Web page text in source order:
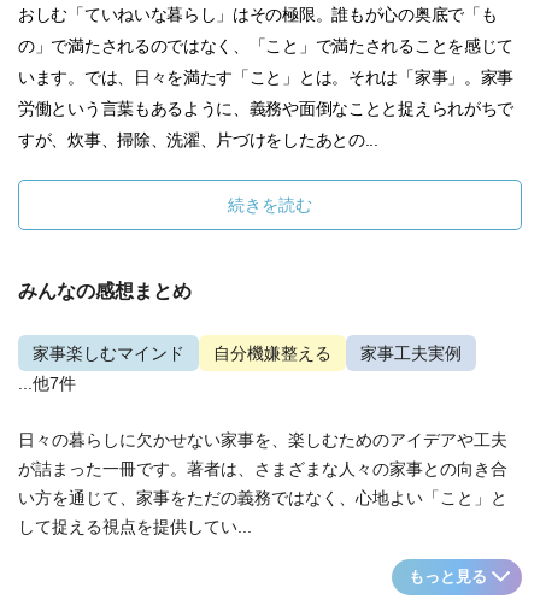
おしむ「ていねいな暮らし」はその極限。誰もが心の奥底で「も
の」で満たされるのではなく、「こと」で満たされることを感じて
います。では、日々を満たす「こと」とは。それは「家事」。家事
労働という言葉もあるように、義務や面倒なことと捉えられがちで
すが、炊事、掃除、洗濯、片づけをしたあとの...
続きを読む
みんなの感想まとめ
家事楽しむマインド 自分機嫌整える
家事工夫実例
...他7件
日々の暮らしに欠かせない家事を、楽しむためのアイデアや工夫
が詰まった一冊です。著者は、さまざまな人々の家事との向き合
い方を通じて、家事をただの義務ではなく、心地よい「こと」と
して捉える視点を提供してい...
もっと見る